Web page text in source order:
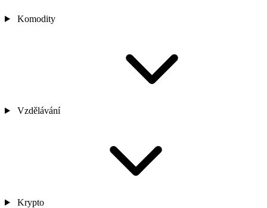
Komodity
Vzdělávání
Krypto